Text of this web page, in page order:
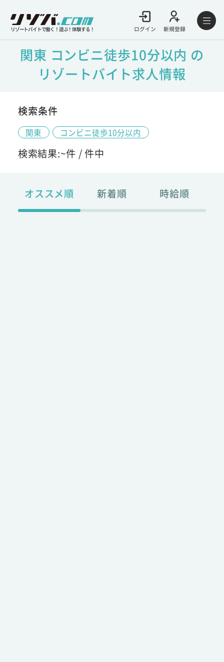
リゾートバイトで働く！遊ぶ！体験する！ ログイン 新規登録
関東 コンビニ徒歩10分以内 の
リゾートバイト求人情報
検索条件
関東 コンビニ徒歩10分以内
検索結果:~件 /件中
オススメ順 新着順 時給順